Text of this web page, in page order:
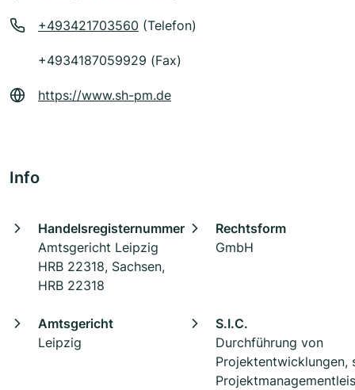
+493421703560 (Telefon)
+4934187059929 (Fax)
https://www.sh-pm.de
Info
Handelsregisternummer
Amtsgericht Leipzig
HRB 22318, Sachsen,
HRB 22318
Rechtsform
GmbH
Amtsgericht
Leipzig
S.I.C.
Durchführung von
Projektentwicklungen,